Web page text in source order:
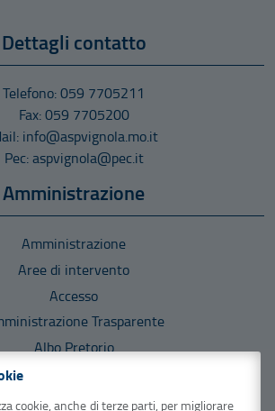
Dettagli contatto
Telefono: 059 7705211
Fax: 059 7705200
info@aspvignola.mo.it
Pec: aspvignola@pec.it
Amministrazione
Amministrazione
Aree di intervento
Accesso
Trasparente
Albo Pretorio
Informazioni
cookie, anche di terze parti, per migliorare